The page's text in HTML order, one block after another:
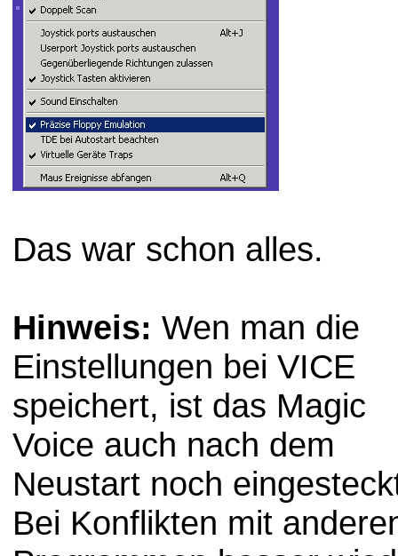
Das war schon alles.
Hinweis: Wen man die
Einstellungen bei VICE
speichert, ist das Magic
Voice auch nach dem
Neustart noch
Bei Konflikten mit